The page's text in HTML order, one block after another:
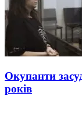
Окупанти
років